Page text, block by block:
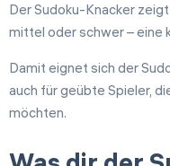
Der Sudoku-Knacker
mittel oder schwer – eine
Damit eignet sich der
auch für geübte Spieler,
möchten.